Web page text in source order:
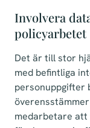
Involvera
policyarbetet
Det är till stor
med befintliga
personuppgifter
medarbetare